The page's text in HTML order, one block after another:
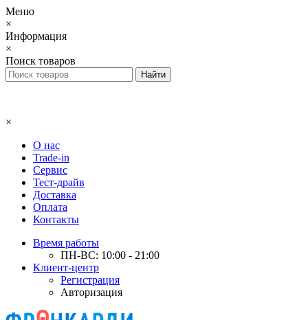
Меню
×
Информация
×
Поиск товаров
×
О нас
Trade-in
Сервис
Тест-драйв
Доставка
Оплата
Контакты
Время работы
ПН-ВС: 10:00 - 21:00
Клиент-центр
Регистрация
Авторизация